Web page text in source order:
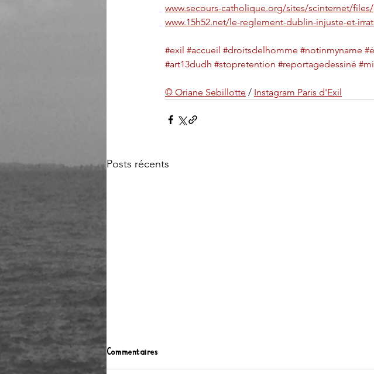
www.secours-catholique.org/sites/scinternet/
www.15h52.net/le-reglement-dublin-injuste-et-
#exil #accueil #droitsdelhomme #notinmyname
#art13dudh #stopretention #reportagedessiné
© Oriane Sebillotte / Instagram Paris d'Exil
Posts récents
Commentaires